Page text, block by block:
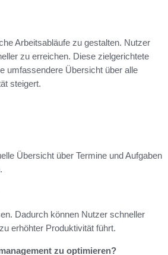
Arbeitsabläufe zu gestalten. Nutzer
zu erreichen. Diese zielgerichtete
umfassendere Übersicht über alle
steigert.
Übersicht über Termine und Aufgaben
Dadurch können Nutzer schneller
erhöhter Produktivität führt.
zu optimieren?